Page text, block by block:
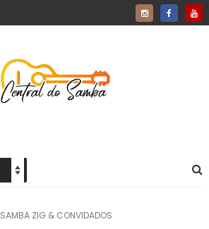
SAMBA ZIG & CONVIDADOS